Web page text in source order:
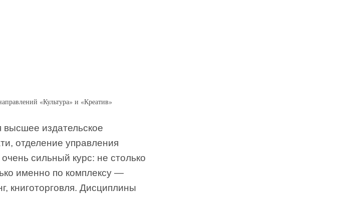
«Культура» и «Креатив»
высшее издательское
отделение управления
сильный курс: не столько
именно по комплексу —
книготорговля. Дисциплины